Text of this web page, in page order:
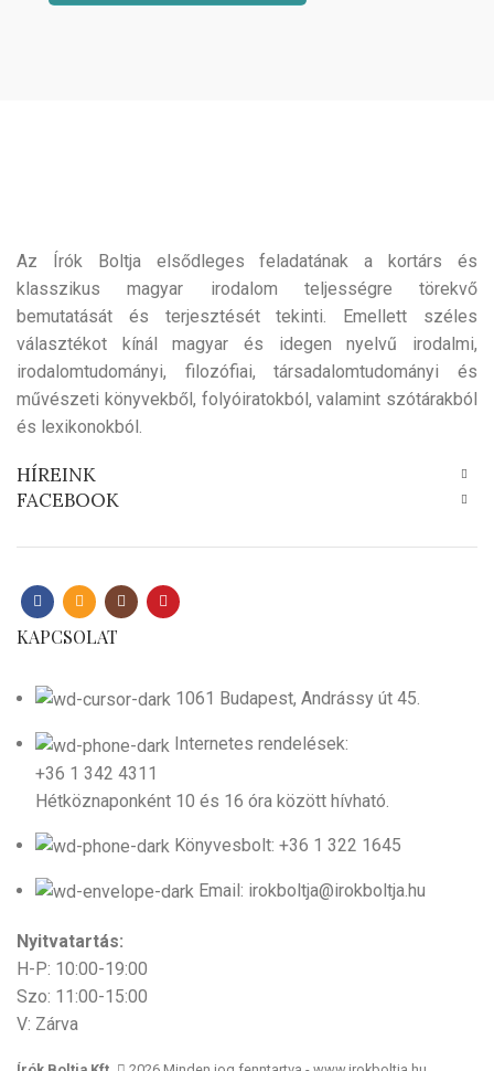
Az Írók Boltja elsődleges feladatának a kortárs és
klasszikus magyar irodalom teljességre törekvő
bemutatását és terjesztését tekinti. Emellett széles
választékot kínál magyar és idegen nyelvű irodalmi,
irodalomtudományi, filozófiai, társadalomtudományi és
művészeti könyvekből, folyóiratokból, valamint szótárakból
és lexikonokból.
HÍREINK
FACEBOOK
KAPCSOLAT
1061 Budapest, Andrássy út 45.
Internetes rendelések:
+36 1 342 4311
Hétköznaponként 10 és 16 óra között hívható.
Könyvesbolt: +36 1 322 1645
Email: irokboltja@irokboltja.hu
Nyitvatartás:
H-P: 10:00-19:00
Szo: 11:00-15:00
V: Zárva